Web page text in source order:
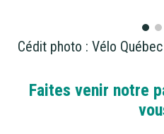
Cédit photo : Vélo Québec
Faites venir notre